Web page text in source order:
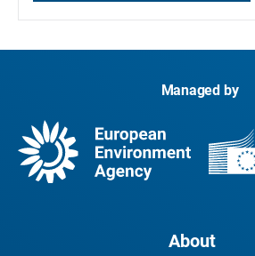
Managed by
About